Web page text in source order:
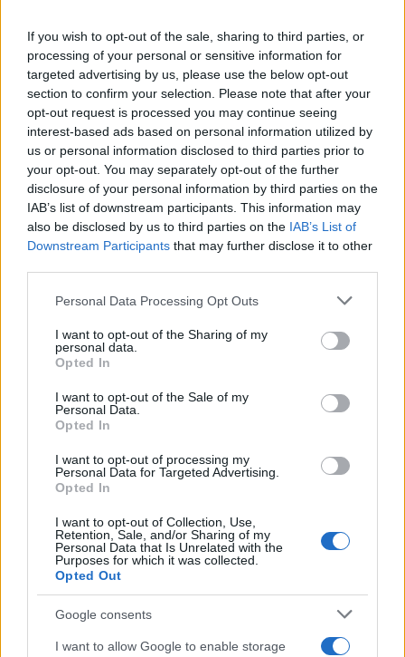
If you wish to opt-out of the sale, sharing to third parties, or
processing of your personal or sensitive information for
targeted advertising by us, please use the below opt-out
section to confirm your selection. Please note that after your
opt-out request is processed you may continue seeing
interest-based ads based on personal information utilized by
us or personal information disclosed to third parties prior to
your opt-out. You may separately opt-out of the further
disclosure of your personal information by third parties on the
IAB’s list of downstream participants. This information may
also be disclosed by us to third parties on the IAB’s List of
Downstream Participants that may further disclose it to other
Please note that this website/app uses one or more Google
not limited to your visit or usage behaviour. You may click to
grant or deny consent to Google and its third-party tags to
use your data for below specified purposes in below Google
consent section.
Personal Data Processing Opt Outs
I want to opt-out of the Sharing of my
personal data.
Opted In
I want to opt-out of the Sale of my
Personal Data.
Opted In
I want to opt-out of processing my
Personal Data for Targeted Advertising.
Opted In
I want to opt-out of Collection, Use,
Retention, Sale, and/or Sharing of my
Personal Data that Is Unrelated with the
Purposes for which it was collected.
Opted Out
Google consents
I want to allow Google to enable storage
Sigue leyendo
FINANZAS
Intervención conjunta de Japón y EE.UU. para frenar la caída
Marta Ruiz · 7 Ago 2026
FINANZAS